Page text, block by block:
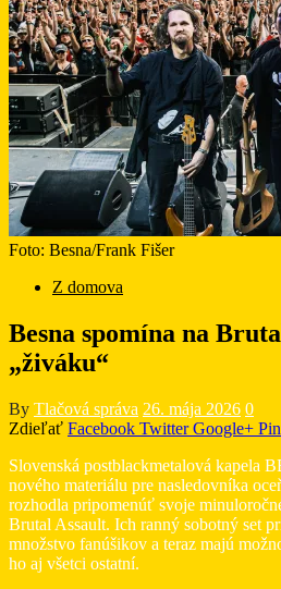
Foto: Besna/Frank Fišer
Z domova
Besna spomína na
„živáku“
By Tlačová správa 26. mája 2026 0
Zdieľať Facebook Twitter Google+
Slovenská postblackmetalová kapela
nového materiálu pre nasledovníka
rozhodla pripomenúť svoje
Brutal Assault. Ich ranný sobotný set
množstvo fanúšikov a teraz majú
ho aj všetci ostatní.